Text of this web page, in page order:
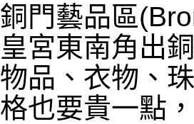
銅門藝品區
皇宮東南角出
物品、衣物、
格也要貴一點